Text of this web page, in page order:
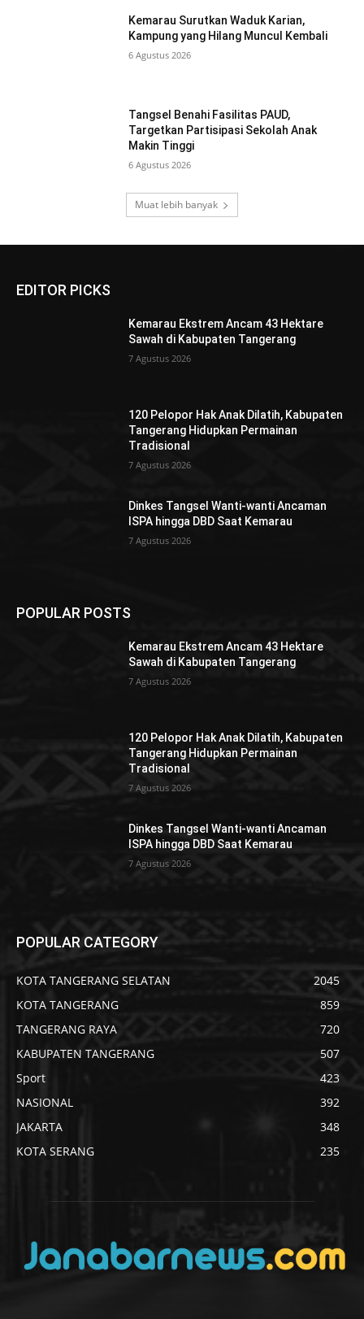
Kemarau Surutkan Waduk Karian,
Kampung yang Hilang Muncul Kembali
6 Agustus 2026
Tangsel Benahi Fasilitas PAUD,
Targetkan Partisipasi Sekolah Anak
Makin Tinggi
6 Agustus 2026
Muat lebih banyak
EDITOR PICKS
Kemarau Ekstrem Ancam 43 Hektare
Sawah di Kabupaten Tangerang
7 Agustus 2026
120 Pelopor Hak Anak Dilatih, Kabupaten
Tangerang Hidupkan Permainan
Tradisional
7 Agustus 2026
Dinkes Tangsel Wanti-wanti Ancaman
ISPA hingga DBD Saat Kemarau
7 Agustus 2026
POPULAR POSTS
Kemarau Ekstrem Ancam 43 Hektare
Sawah di Kabupaten Tangerang
7 Agustus 2026
120 Pelopor Hak Anak Dilatih, Kabupaten
Tangerang Hidupkan Permainan
Tradisional
7 Agustus 2026
Dinkes Tangsel Wanti-wanti Ancaman
ISPA hingga DBD Saat Kemarau
7 Agustus 2026
POPULAR CATEGORY
KOTA TANGERANG SELATAN
2045
KOTA TANGERANG
859
TANGERANG RAYA
720
KABUPATEN TANGERANG
507
Sport
423
NASIONAL
392
JAKARTA
348
KOTA SERANG
235